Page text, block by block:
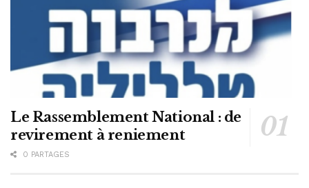
Le Rassemblement National : de
revirement à reniement
0 PARTAGES